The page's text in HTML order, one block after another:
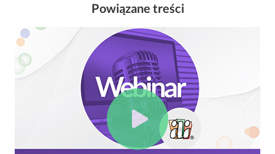
Powiązane treści